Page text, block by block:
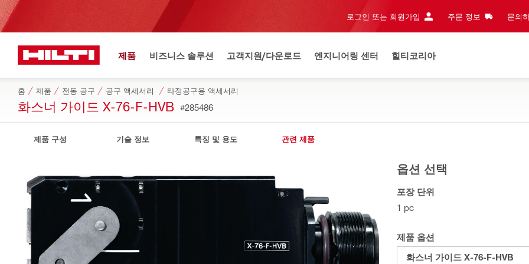
로그인 또는 회원가입 주문 정보 문의
제품 비즈니스 솔루션 고객지원/다운로드 엔지니어링 센터 힐티코리아
홈 제품 전동 공구 공구 액세서리 타정공구용 액세서리
화스너 가이드 X-76-F-HVB #285486
제품 구성 기술 정보 특징 및 용도 관련 제품
옵션 선택
포장 단위
1 pc
제품 옵션
화스너 가이드 X-76-F-HVB